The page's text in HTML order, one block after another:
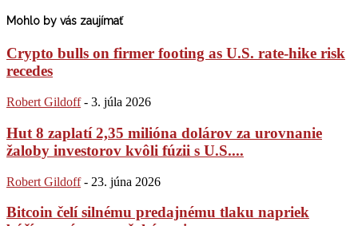
Mohlo by vás zaujímať
Crypto bulls on firmer footing as U.S. rate-hike risk
recedes
Robert Gildoff - 3. júla 2026
Hut 8 zaplatí 2,35 milióna dolárov za urovnanie
žaloby investorov kvôli fúzii s U.S....
Robert Gildoff - 23. júna 2026
Bitcoin čelí silnému predajnému tlaku napriek